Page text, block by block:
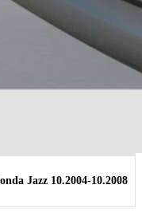
Jazz 10.2004-10.2008